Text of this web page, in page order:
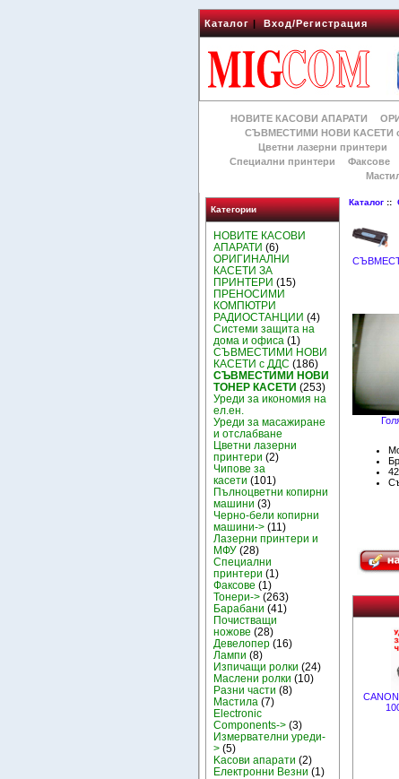
Каталог|Вход/Регистрация
НОВИТЕ КАСОВИ АПАРАТИ
СЪВМЕСТИМИ НОВИ КАСЕТИ
Цветни лазерни принтери
Специални принтери
Факсове
Категории
НОВИТЕ КАСОВИ
АПАРАТИ (6)
ОРИГИНАЛНИ
КАСЕТИ ЗА
ПРИНТЕРИ (15)
ПРЕНОСИМИ
КОМПЮТРИ
РАДИОСТАНЦИИ (4)
Системи защита на
дома и офиса (1)
СЪВМЕСТИМИ НОВИ
КАСЕТИ с ДДС (186)
СЪВМЕСТИМИ НОВИ
ТОНЕР КАСЕТИ (253)
Уреди за икономия на
ел.ен.
Уреди за масажиране
и отслабване
Цветни лазерни
принтери (2)
Чипове за
касети (101)
Пълноцветни копирни
машини (3)
Черно-бели копирни
машини-> (11)
Лазерни принтери и
МФУ (28)
Специални
принтери (1)
Факсове (1)
Тонери-> (263)
Барабани (41)
Почистващи
ножове (28)
Девелопер (16)
Лампи (8)
Изпичащи ролки (24)
Маслени ролки (10)
Разни части (8)
Мастила (7)
Electronic
Components-> (3)
Измервателни уреди-
> (5)
Kасови апарати (2)
Електронни Везни (1)
Каталог ::